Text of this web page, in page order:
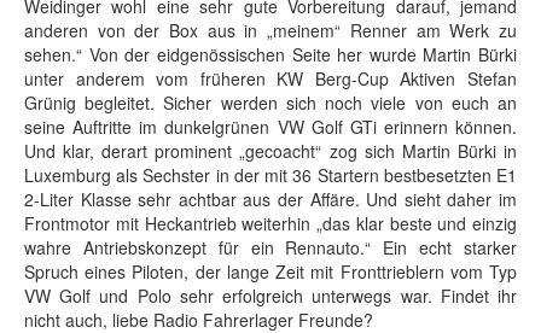
Weidinger wohl eine sehr gute Vorbereitung darauf, jemand
anderen von der Box aus in „meinem“ Renner am Werk zu
sehen.“ Von der eidgenössischen Seite her wurde Martin Bürki
unter anderem vom früheren KW Berg-Cup Aktiven Stefan
Grünig begleitet. Sicher werden sich noch viele von euch an
seine Auftritte im dunkelgrünen VW Golf GTi erinnern können.
Und klar, derart prominent „gecoacht“ zog sich Martin Bürki in
Luxemburg als Sechster in der mit 36 Startern bestbesetzten E1
2-Liter Klasse sehr achtbar aus der Affäre. Und sieht daher im
Frontmotor mit Heckantrieb weiterhin „das klar beste und einzig
wahre Antriebskonzept für ein Rennauto.“ Ein echt starker
Spruch eines Piloten, der lange Zeit mit Fronttrieblern vom Typ
VW Golf und Polo sehr erfolgreich unterwegs war. Findet ihr
nicht auch, liebe Radio Fahrerlager Freunde?